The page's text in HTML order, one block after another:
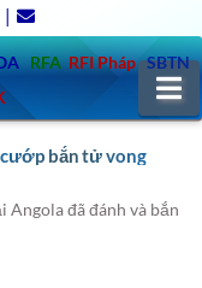
|
RFA RFI Pháp SBTN
bắn tử vong
đã đánh và bắn